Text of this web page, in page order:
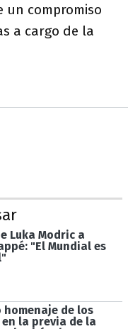
compromiso
a cargo de la
Luka Modric a
"El Mundial es
homenaje de los
en la previa de la